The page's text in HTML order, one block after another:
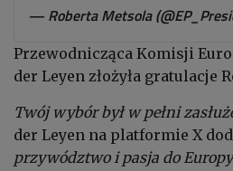
— Roberta Metsola
Przewodnicząca Komisji
der Leyen złożyła gratulacje
Twój wybór był w pełni
der Leyen na platformie X
przywództwo i pasja do